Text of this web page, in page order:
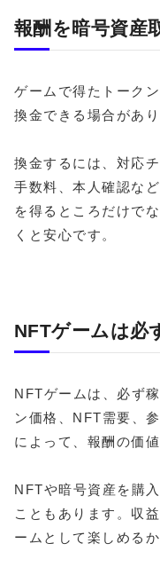
報酬を暗号資産
ゲームで得たトーク
換金できる場合があり
換金するには、対応
手数料、本人確認な
を得るところだけで
くと安心です。
NFTゲームは必
NFTゲームは、必ず
ン価格、NFT需要、
によって、報酬の価
NFTや暗号資産を購
こともあります。収
ームとして楽しめる